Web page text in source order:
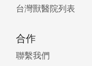
台灣獸醫院列表
合作
聯繫我們